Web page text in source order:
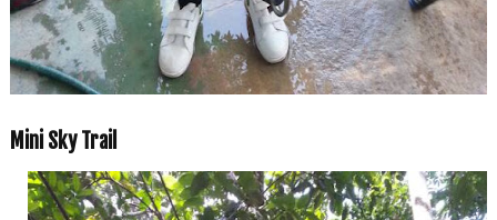
Mini Sky Trail